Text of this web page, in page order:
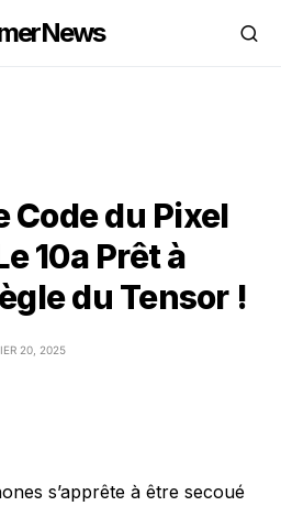
Code du Pixel
10a Prêt à
du Tensor !
20, 2025
s’apprête à être secoué